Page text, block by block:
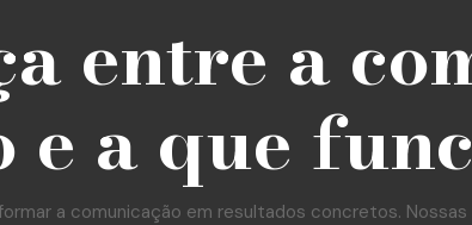
entre a
a que
a comunicação em resultados concretos. Nossas